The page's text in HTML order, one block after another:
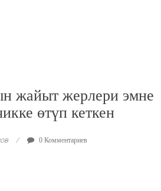
жайыт жерлери эмне
өтүп кеткен
0 Комментариев